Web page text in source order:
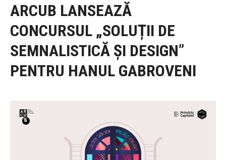
ARCUB LANSEAZĂ
CONCURSUL „SOLUȚII DE
SEMNALISTICĂ ȘI DESIGN”
PENTRU HANUL GABROVENI